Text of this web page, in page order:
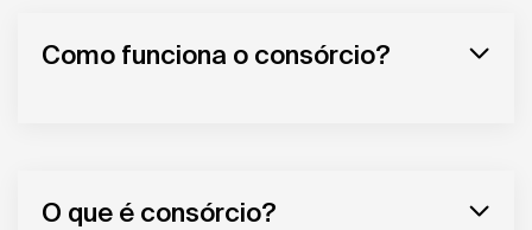
Como funciona o consórcio?
O que é consórcio?